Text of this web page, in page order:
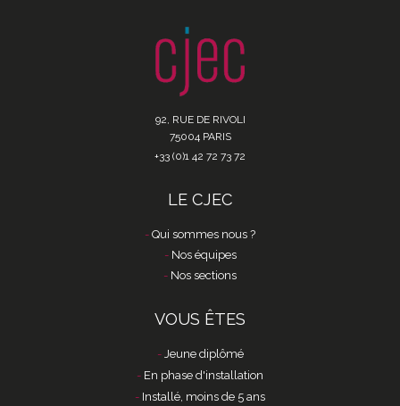
92, RUE DE RIVOLI
75004 PARIS
+33 (0)1 42 72 73 72
LE CJEC
Qui sommes nous ?
Nos équipes
Nos sections
VOUS ÊTES
Jeune diplômé
En phase d'installation
Installé, moins de 5 ans